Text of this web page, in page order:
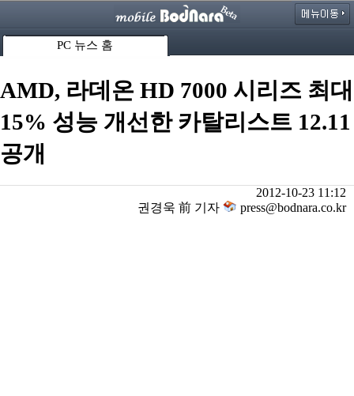
PC 뉴스 홈
AMD, 라데온 HD 7000 시리즈 최대
15% 성능 개선한 카탈리스트 12.11
공개
2012-10-23 11:12
권경욱 前 기자
press@bodnara.co.kr